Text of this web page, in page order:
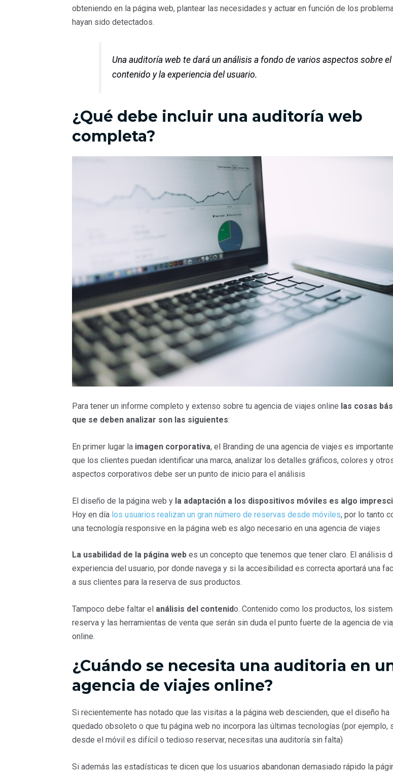
obteniendo en la página web, plantear las necesidades y actuar en función de los
hayan sido detectados.
Una auditoría web te dará un análisis a fondo de varios aspectos sobre el
contenido y la experiencia del usuario.
¿Qué debe incluir una auditoría web
completa?
Para tener un informe completo y extenso sobre tu agencia de viajes online las cosas
que se deben analizar son las siguientes:
En primer lugar la imagen corporativa, el Branding de una agencia de viajes es
que los clientes puedan identificar una marca, analizar los detalles gráficos, colores y
aspectos corporativos debe ser un punto de inicio para el análisis
El diseño de la página web y la adaptación a los dispositivos móviles es algo
Hoy en día los usuarios realizan un gran número de reservas desde móviles, por lo tanto
una tecnología responsive en la página web es algo necesario en una agencia de viajes
La usabilidad de la página web es un concepto que tenemos que tener claro. El análisis
experiencia del usuario, por donde navega y si la accesibilidad es correcta aportará una
a sus clientes para la reserva de sus productos.
Tampoco debe faltar el análisis del contenido. Contenido como los productos, los
reserva y las herramientas de venta que serán sin duda el punto fuerte de la agencia de
online.
¿Cuándo se necesita una auditoria en
agencia de viajes online?
Si recientemente has notado que las visitas a la página web descienden, que el diseño ha
quedado obsoleto o que tu página web no incorpora las últimas tecnologías (por ejemplo,
desde el móvil es difícil o tedioso reservar, necesitas una auditoría sin falta)
Si además las estadísticas te dicen que los usuarios abandonan demasiado rápido la